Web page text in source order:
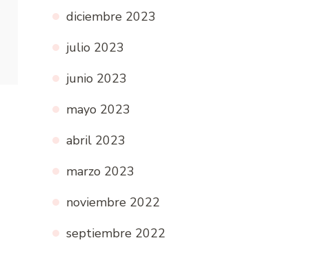
diciembre 2023
julio 2023
junio 2023
mayo 2023
abril 2023
marzo 2023
noviembre 2022
septiembre 2022